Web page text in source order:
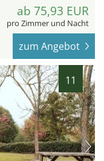
ab 75,93 EUR
pro Zimmer und Nacht
zum Angebot
11